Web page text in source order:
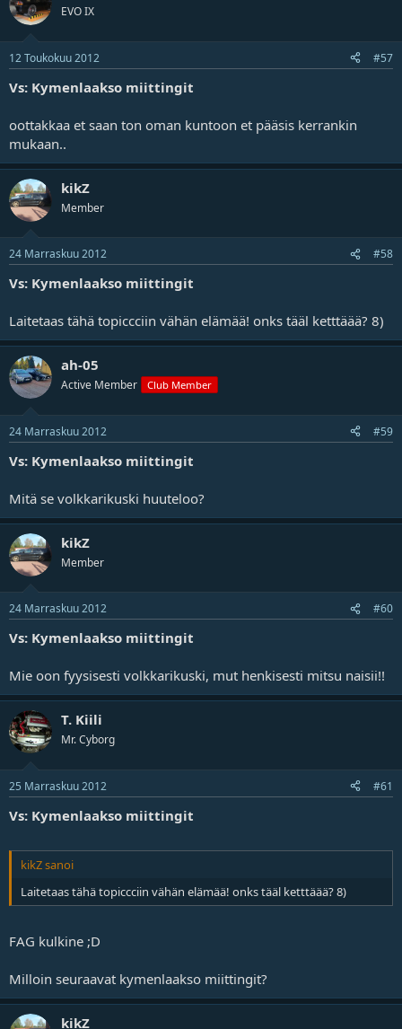
EVO IX
12 Toukokuu 2012 #57
Vs: Kymenlaakso miittingit
oottakkaa et saan ton oman kuntoon et pääsis kerrankin
mukaan..
kikZ
Member
24 Marraskuu 2012 #58
Vs: Kymenlaakso miittingit
Laitetaas tähä topiccciin vähän elämää! onks tääl ketttäää? 8)
ah-05
Active Member Club Member
24 Marraskuu 2012 #59
Vs: Kymenlaakso miittingit
Mitä se volkkarikuski huuteloo?
kikZ
Member
24 Marraskuu 2012 #60
Vs: Kymenlaakso miittingit
Mie oon fyysisesti volkkarikuski, mut henkisesti mitsu naisii!!
T. Kiili
Mr. Cyborg
25 Marraskuu 2012 #61
Vs: Kymenlaakso miittingit
kikZ sanoi
Laitetaas tähä topiccciin vähän elämää! onks tääl ketttäää? 8)
FAG kulkine ;D
Milloin seuraavat kymenlaakso miittingit?
kikZ